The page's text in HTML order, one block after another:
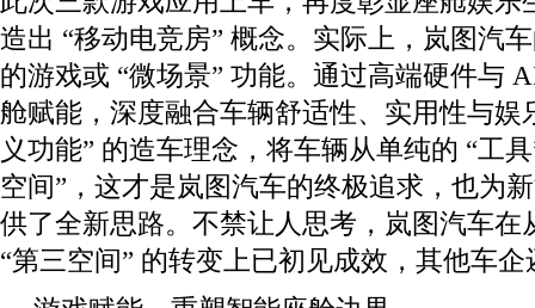
造出 “移动电竞房” 概念。实际上，岚图汽
的游戏或 “微场景” 功能。通过高端硬件与
舱赋能，深度融合车辆舒适性、实用性与娱
义功能” 的造车理念，将车辆从单纯的 “工
空间”，这才是岚图汽车的终极追求，也为
供了全新思路。不禁让人思考，岚图汽车在
“第三空间” 的转变上已初见成效，其他车